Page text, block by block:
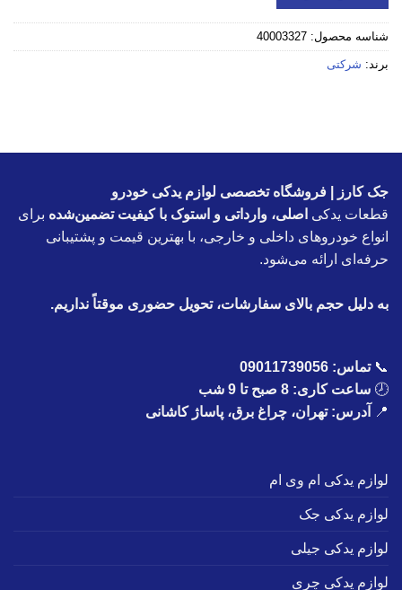
شناسه محصول: 40003327
برند: شرکتی
جک کارز | فروشگاه تخصصی لوازم یدکی خودرو
قطعات یدکی اصلی، وارداتی و استوک با کیفیت تضمین‌شده برای
انواع خودروهای داخلی و خارجی، با بهترین قیمت و پشتیبانی
حرفه‌ای ارائه می‌شود.
به دلیل حجم بالای سفارشات، تحویل حضوری موقتاً نداریم.
📞تماس: 09011739056
🕗 ساعت کاری: 8 صبح تا 9 شب
📍
آدرس: تهران، چراغ برق، پاساژ کاشانی
لوازم یدکی ام وی ام
لوازم یدکی جک
لوازم یدکی جیلی
لوازم یدکی چری